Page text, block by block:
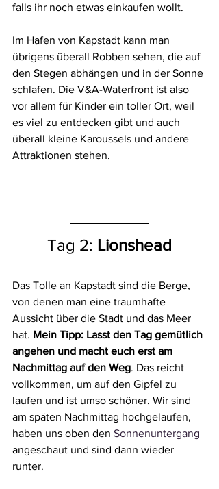
falls ihr noch etwas einkaufen wollt.
Im Hafen von Kapstadt kann man
übrigens überall Robben sehen, die auf
den Stegen abhängen und in der Sonne
schlafen. Die V&A-Waterfront ist also
vor allem für Kinder ein toller Ort, weil
es viel zu entdecken gibt und auch
überall kleine Karoussels und andere
Attraktionen stehen.
Tag 2: Lionshead
Das Tolle an Kapstadt sind die Berge,
von denen man eine traumhafte
Aussicht über die Stadt und das Meer
hat. Mein Tipp: Lasst den Tag gemütlich
angehen und macht euch erst am
Nachmittag auf den Weg. Das reicht
vollkommen, um auf den Gipfel zu
laufen und ist umso schöner. Wir sind
am späten Nachmittag hochgelaufen,
haben uns oben den Sonnenuntergang
angeschaut und sind dann wieder
runter.